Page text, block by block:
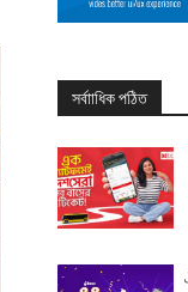
সর্বাাধিক পঠিত